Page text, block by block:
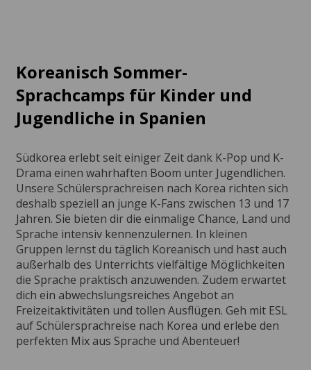
Koreanisch Sommer-
Sprachcamps für Kinder und
Jugendliche in Spanien
Südkorea erlebt seit einiger Zeit dank K-Pop und K-
Drama einen wahrhaften Boom unter Jugendlichen.
Unsere Schülersprachreisen nach Korea richten sich
deshalb speziell an junge K-Fans zwischen 13 und 17
Jahren. Sie bieten dir die einmalige Chance, Land und
Sprache intensiv kennenzulernen. In kleinen
Gruppen lernst du täglich Koreanisch und hast auch
außerhalb des Unterrichts vielfältige Möglichkeiten
die Sprache praktisch anzuwenden. Zudem erwartet
dich ein abwechslungsreiches Angebot an
Freizeitaktivitäten und tollen Ausflügen. Geh mit ESL
auf Schülersprachreise nach Korea und erlebe den
perfekten Mix aus Sprache und Abenteuer!